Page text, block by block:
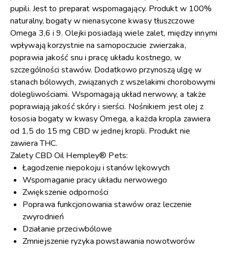
pupili. Jest to preparat wspomagający. Produkt w 100%
naturalny, bogaty w nienasycone kwasy tłuszczowe
Omega 3,6 i 9. Olejki posiadają wiele zalet, między innymi
wpływają korzystnie na samopoczucie zwierzaka,
poprawia jakość snu i pracę układu kostnego, w
szczególności stawów. Dodatkowo przynoszą ulgę w
stanach bólowych, związanych z wszelakimi chorobowymi
dolegliwościami. Wspomagają układ nerwowy, a także
poprawiają jakość skóry i sierści. Nośnikiem jest olej z
łososia bogaty w kwasy Omega, a każda kropla zawiera
od 1,5 do 15 mg CBD w jednej kropli. Produkt nie
zawiera THC.
Zalety CBD Oil Hempley® Pets:
Łagodzenie niepokoju i stanów lękowych
Wspomaganie pracy układu nerwowego
Zwiększenie odporności
Poprawa funkcjonowania stawów oraz leczenie
zwyrodnień
Działanie przeciwbólowe
Zmniejszenie ryzyka powstawania nowotworów